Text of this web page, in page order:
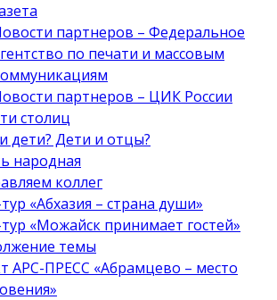
партнеров – Федеральное
по печати и массовым
партнеров – ЦИК России
столиц
дети? Дети и отцы?
народная
коллег
«Абхазия – страна души»
«Можайск принимает гостей»
темы
АРС-ПРЕСС «Абрамцево – место